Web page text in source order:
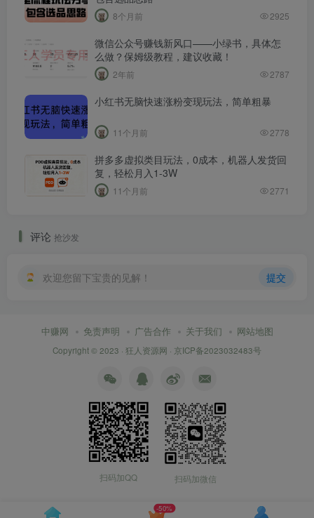
8个月前 2925
微信公众号赚钱新风口——小绿书，具体怎
么做？保姆级教程，建议收藏！
2年前 2787
小红书无脑快速涨粉变现玩法，简单粗暴
11个月前 2778
拼多多虚拟类目玩法，0成本，机器人发货回
复，轻松月入1-3W
11个月前 2771
评论 抢沙发
欢迎您留下宝贵的见解！ 提交
中赚网 免责声明 广告合作 关于我们 网站地图
Copyright © 2023 · 狂人资源网 · 京ICP备2023032483号
扫码加QQ 扫码加微信
-50%